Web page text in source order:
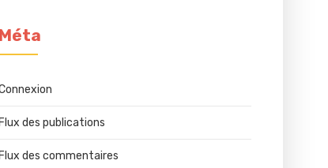
Méta
Flux des publications
Flux des commentaires